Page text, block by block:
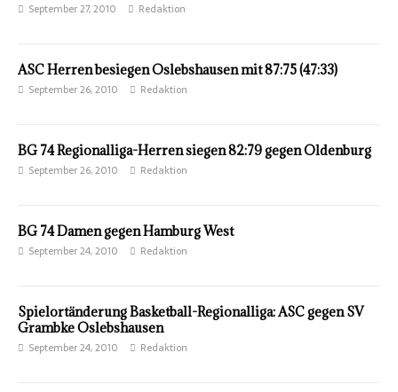
September 27, 2010 Redaktion
ASC Herren besiegen Oslebshausen mit 87:75 (47:33)
September 26, 2010 Redaktion
BG 74 Regionalliga-Herren siegen 82:79 gegen Oldenburg
September 26, 2010 Redaktion
BG 74 Damen gegen Hamburg West
September 24, 2010 Redaktion
Spielortänderung Basketball-Regionalliga: ASC gegen SV
September 24, 2010 Redaktion